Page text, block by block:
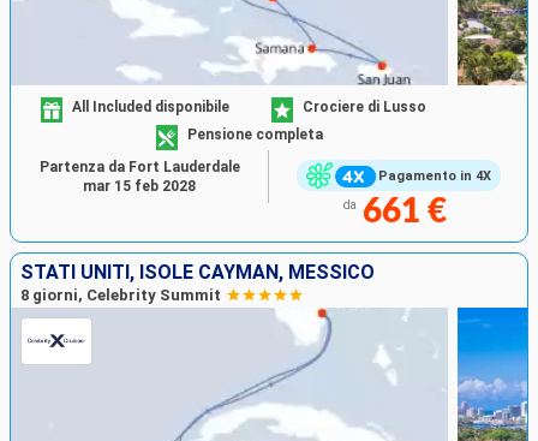
Pagamento in 4X
All Included disponibile
Crociere di Lusso
Pensione completa
da 661 €
Partenza da Fort Lauderdale
mar 15 feb 2028
STATI UNITI, ISOLE CAYMAN, MESSICO
8 giorni, Celebrity Summit